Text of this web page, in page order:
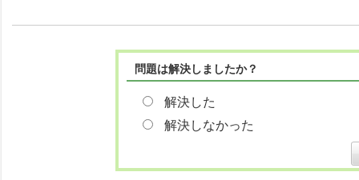
問題は解決しましたか？
解決した
解決しなかった